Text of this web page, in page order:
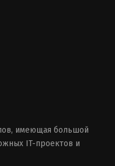
имеющая большой
IT-проектов и